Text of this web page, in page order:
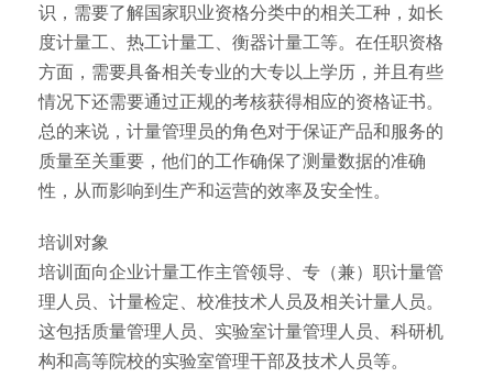
识，需要了解国家职业资格分类中的相关工种，如长
度计量工、热工计量工、衡器计量工等。在任职资格
方面，需要具备相关专业的大专以上学历，并且有些
情况下还需要通过正规的考核获得相应的资格证书。
总的来说，计量管理员的角色对于保证产品和服务的
质量至关重要，他们的工作确保了测量数据的准确
性，从而影响到生产和运营的效率及安全性。
培训对象
培训面向企业计量工作主管领导、专（兼）职计量管
理人员、计量检定、校准技术人员及相关计量人员。
这包括质量管理人员、实验室计量管理人员、科研机
构和高等院校的实验室管理干部及技术人员等。